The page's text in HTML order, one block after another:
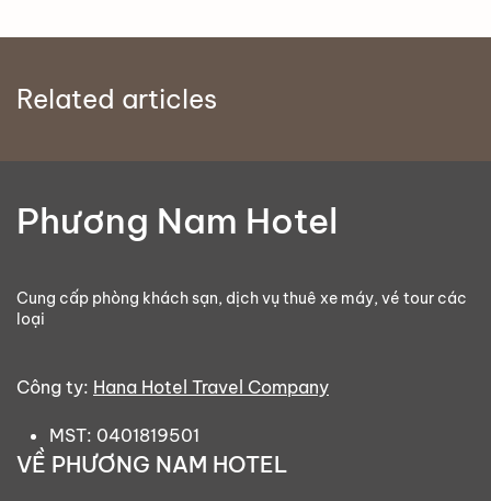
Related articles
Phương Nam Hotel
Cung cấp phòng khách sạn, dịch vụ thuê xe máy, vé tour các
loại
Công ty: Hana Hotel Travel Company
MST: 0401819501
VỀ PHƯƠNG NAM HOTEL